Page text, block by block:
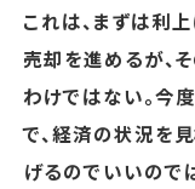
これは、まずは利
売却を進めるが、
わけではない。今
で、経済の状況を
げるのでいいので